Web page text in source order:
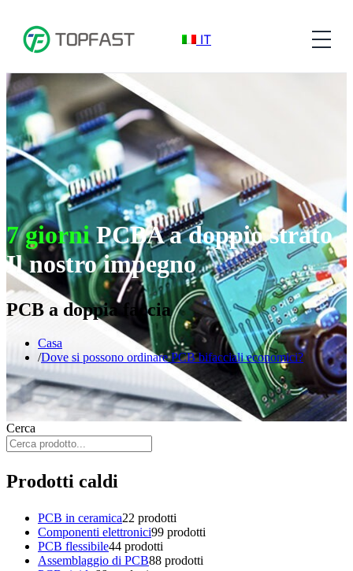
IT
7 giorniPCBA a doppio strato
Il nostro impegno
PCB a doppia faccia
Casa
Dove si possono ordinare PCB bifacciali economici?
Cerca
Prodotti caldi
PCB in ceramica22 prodotti
Componenti elettronici99 prodotti
PCB flessibile44 prodotti
Assemblaggio di PCB88 prodotti